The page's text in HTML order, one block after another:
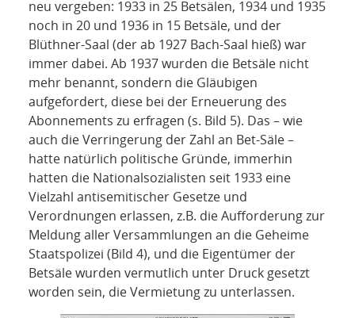
neu vergeben: 1933 in 25 Betsälen, 1934 und 1935
noch in 20 und 1936 in 15 Betsäle, und der
Blüthner-Saal (der ab 1927 Bach-Saal hieß) war
immer dabei. Ab 1937 wurden die Betsäle nicht
mehr benannt, sondern die Gläubigen
aufgefordert, diese bei der Erneuerung des
Abonnements zu erfragen (s. Bild 5). Das – wie
auch die Verringerung der Zahl an Bet-Säle –
hatte natürlich politische Gründe, immerhin
hatten die Nationalsozialisten seit 1933 eine
Vielzahl antisemitischer Gesetze und
Verordnungen erlassen, z.B. die Aufforderung zur
Meldung aller Versammlungen an die Geheime
Staatspolizei (Bild 4), und die Eigentümer der
Betsäle wurden vermutlich unter Druck gesetzt
worden sein, die Vermietung zu unterlassen.